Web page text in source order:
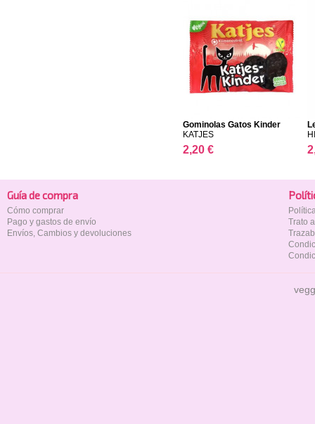
Gominolas Gatos Kinder
KATJES
2,20 €
Guía de compra
Cómo comprar
Pago y gastos de envío
Envíos, Cambios y devoluciones
Trato